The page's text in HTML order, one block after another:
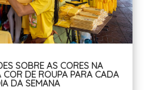
SOBRE AS CORES NA
COR DE ROUPA PARA CADA
DA SEMANA